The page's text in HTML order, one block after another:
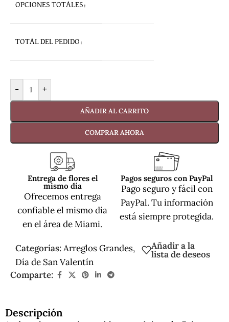
OPCIONES TOTALES:
TOTAL DEL PEDIDO:
- +
AÑADIR AL CARRITO
COMPRAR AHORA
Entrega de flores el
mismo día
Ofrecemos entrega
confiable el mismo día
en el área de Miami.
Pagos seguros con PayPal
Pago seguro y fácil con
PayPal. Tu información
está siempre protegida.
Categorías:Arreglos Grandes,
Día de San Valentín
Añadir a la
lista de deseos
Comparte:
Descripción